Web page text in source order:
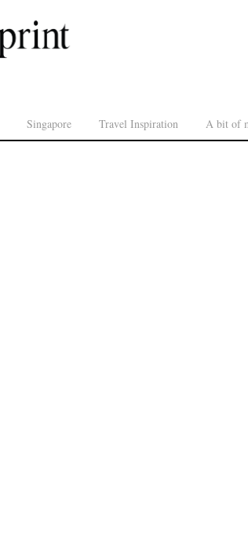
Singapore Travel Inspiration A bit of